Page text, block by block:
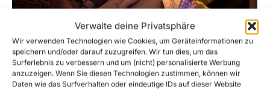
Verwalte deine Privatsphäre
Wir verwenden Technologien wie Cookies, um Geräteinformationen zu
speichern und/oder darauf zuzugreifen. Wir tun dies, um das
Surferlebnis zu verbessern und um (nicht) personalisierte Werbung
anzuzeigen. Wenn Sie diesen Technologien zustimmen, können wir
Daten wie das Surfverhalten oder eindeutige IDs auf dieser Website
Auf See seit über 6 Tagen – für die
Geretteten auf der Sea-Watch 3 muss
das neue Jahr an Land beginnen!